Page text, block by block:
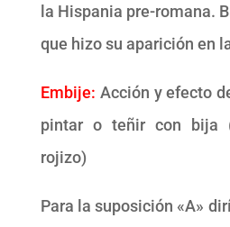
la Hispania pre-romana.
que hizo su aparición en
Embije: Acción y efecto
pintar o teñir con bija
rojizo)
Para la suposición «A»